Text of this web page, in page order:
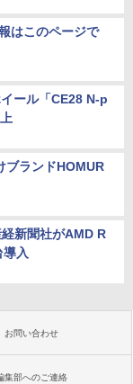
はこのページで
ール「CE28 N-p
ブランドHOMUR
新聞社がAMD R
入
お問い合わせ
集部へのご連絡